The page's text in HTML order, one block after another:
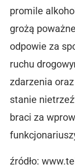
promile
grożą
odpowie za
ruchu
zdarzenia
stanie
braci za
źródło: